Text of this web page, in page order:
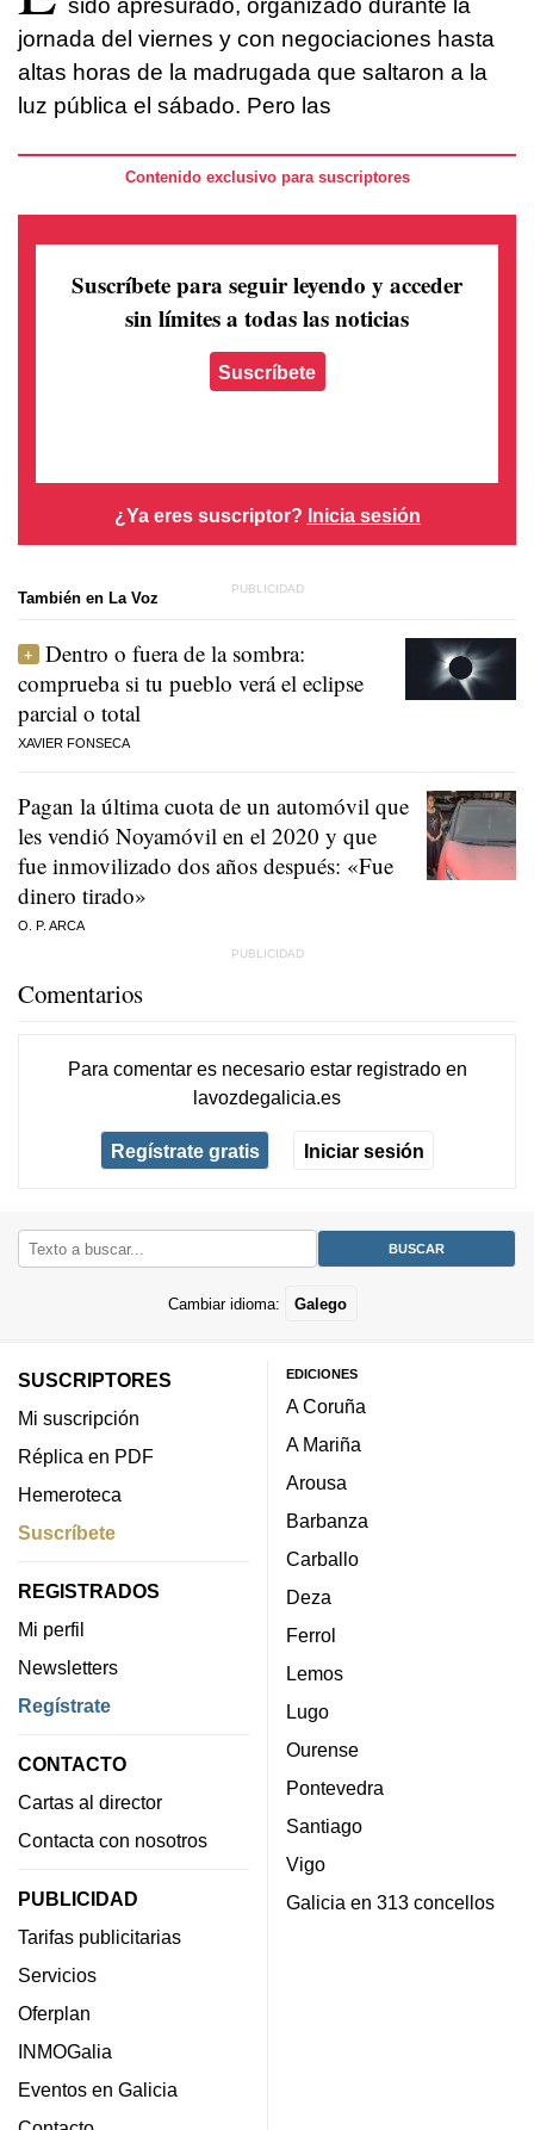
sido apresurado, organizado durante la
jornada del viernes y con negociaciones hasta
altas horas de la madrugada que saltaron a la
luz pública el sábado. Pero las
Contenido exclusivo para suscriptores
Suscríbete para seguir leyendo y acceder
sin límites a todas las noticias
Suscríbete
¿Ya eres suscriptor? Inicia sesión
También en La Voz
Dentro o fuera de la sombra:
comprueba si tu pueblo verá el eclipse
parcial o total
XAVIER FONSECA
Pagan la última cuota de un automóvil que
les vendió Noyamóvil en el 2020 y que
fue inmovilizado dos años después: «Fue
dinero tirado»
O. P. ARCA
Comentarios
Para comentar es necesario estar registradoen
lavozdegalicia.es
Regístrate gratis Iniciar sesión
Cambiar idioma: Galego
SUSCRIPTORES
Mi suscripción
Réplica en PDF
Hemeroteca
Suscríbete
REGISTRADOS
Mi perfil
Newsletters
Regístrate
CONTACTO
Cartas al director
Contacta con nosotros
PUBLICIDAD
Tarifas publicitarias
Servicios
Oferplan
INMOGalia
Eventos en Galicia
EDICIONES
A Coruña
A Mariña
Arousa
Barbanza
Carballo
Deza
Ferrol
Lemos
Lugo
Ourense
Pontevedra
Santiago
Vigo
Galicia en 313 concellos